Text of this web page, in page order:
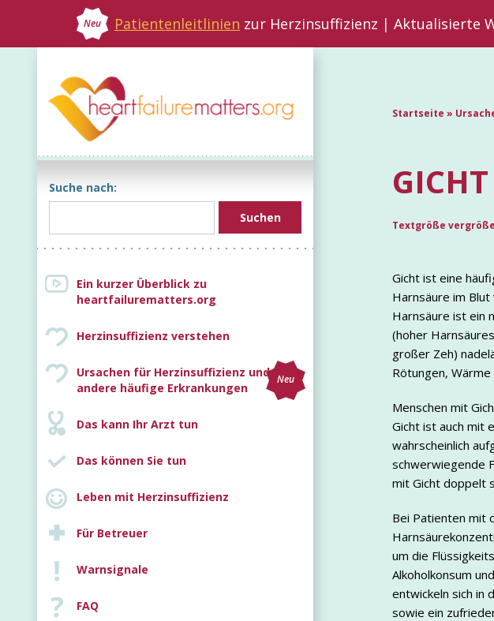
Neu Patientenleitlinien zur Herzinsuffizienz | Aktualisierte
Suche nach:
Ein kurzer Überblick zu
heartfailurematters.org
Herzinsuffizienz verstehen
Ursachen für Herzinsuffizienz und
andere häufige Erkrankungen
Neu
Das kann Ihr Arzt tun
Das können Sie tun
Leben mit Herzinsuffizienz
Für Betreuer
Warnsignale
FAQ
Startseite »
GICHT
Textgröße
Gicht ist eine
Harnsäure im
Harnsäure ist ein
(hoher
großer Zeh)
Rötungen, Wärme
Menschen mit
Gicht ist auch mit
wahrscheinlich
schwerwiegende
mit Gicht doppelt
Bei Patienten mit
um die
Alkoholkonsum
entwickeln sich in
sowie ein